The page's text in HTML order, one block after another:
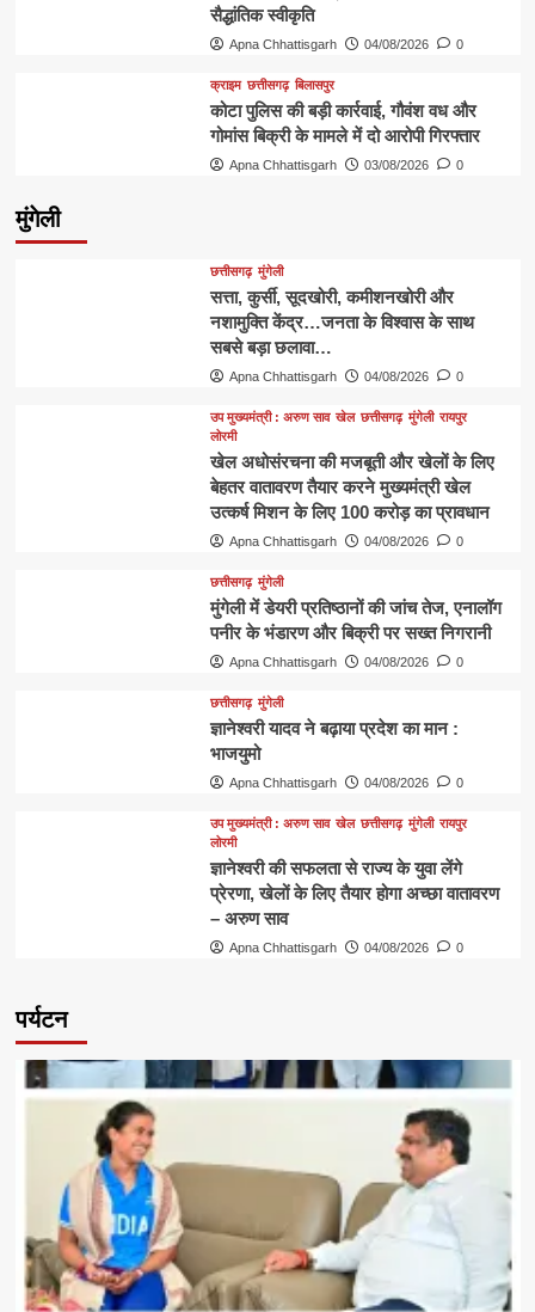
सैद्धांतिक स्वीकृति
Apna Chhattisgarh 04/08/2026 0
क्राइम छत्तीसगढ़ बिलासपुर
कोटा पुलिस की बड़ी कार्रवाई, गौवंश वध और
गोमांस बिक्री के मामले में दो आरोपी गिरफ्तार
Apna Chhattisgarh 03/08/2026 0
मुंगेली
छत्तीसगढ़ मुंगेली
​सत्ता, कुर्सी, सूदखोरी, कमीशनखोरी और
नशामुक्ति केंद्र…जनता के विश्वास के साथ
सबसे बड़ा छलावा…
Apna Chhattisgarh 04/08/2026 0
उप मुख्यमंत्री : अरुण साव खेल छत्तीसगढ़ मुंगेली रायपुर
लोरमी
खेल अधोसंरचना की मजबूती और खेलों के लिए
बेहतर वातावरण तैयार करने मुख्यमंत्री खेल
उत्कर्ष मिशन के लिए 100 करोड़ का प्रावधान
Apna Chhattisgarh 04/08/2026 0
छत्तीसगढ़ मुंगेली
मुंगेली में डेयरी प्रतिष्ठानों की जांच तेज, एनालॉग
पनीर के भंडारण और बिक्री पर सख्त निगरानी
Apna Chhattisgarh 04/08/2026 0
छत्तीसगढ़ मुंगेली
ज्ञानेश्वरी यादव ने बढ़ाया प्रदेश का मान :
भाजयुमो
Apna Chhattisgarh 04/08/2026 0
उप मुख्यमंत्री : अरुण साव खेल छत्तीसगढ़ मुंगेली रायपुर
लोरमी
ज्ञानेश्वरी की सफलता से राज्य के युवा लेंगे
प्रेरणा, खेलों के लिए तैयार होगा अच्छा वातावरण
– अरुण साव
Apna Chhattisgarh 04/08/2026 0
पर्यटन